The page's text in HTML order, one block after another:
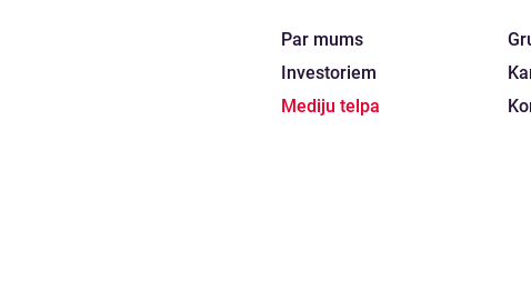
Par mums
Investoriem
Mediju telpa